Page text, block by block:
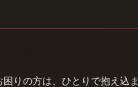
りの方は、ひとりで抱え込ま